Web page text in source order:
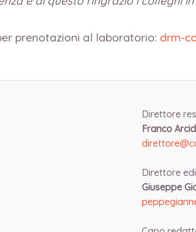
prenotazioni al laboratorio: drm-
Direttore
Franco
Direttore
Giuseppe